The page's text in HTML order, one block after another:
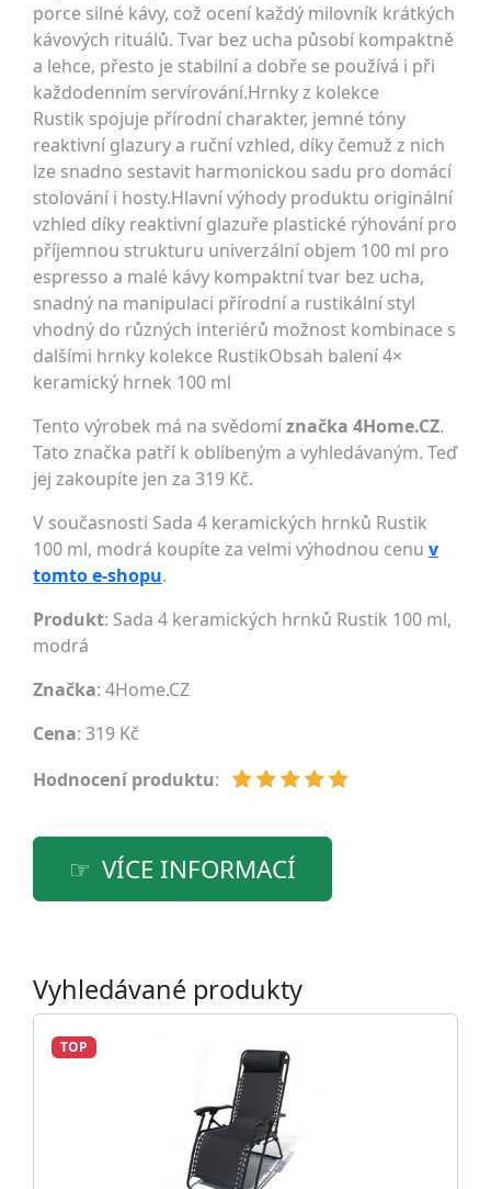
porce silné kávy, což ocení každý milovník krátkých
kávových rituálů. Tvar bez ucha působí kompaktně
a lehce, přesto je stabilní a dobře se používá i při
každodenním servírování.Hrnky z kolekce
Rustik spojuje přírodní charakter, jemné tóny
reaktivní glazury a ruční vzhled, díky čemuž z nich
lze snadno sestavit harmonickou sadu pro domácí
stolování i hosty.Hlavní výhody produktu originální
vzhled díky reaktivní glazuře plastické rýhování pro
příjemnou strukturu univerzální objem 100 ml pro
espresso a malé kávy kompaktní tvar bez ucha,
snadný na manipulaci přírodní a rustikální styl
vhodný do různých interiérů možnost kombinace s
dalšími hrnky kolekce RustikObsah balení 4×
keramický hrnek 100 ml
Tento výrobek má na svědomíznačka 4Home.CZ.
Tato značka patří k oblíbeným a vyhledávaným. Teď
jej zakoupíte jen za 319 Kč.
V současnosti Sada 4 keramických hrnků Rustik
100 ml, modrá koupíte za velmi výhodnou cenu v
tomto e-shopu.
Produkt: Sada 4 keramických hrnků Rustik 100 ml,
modrá
Značka: 4Home.CZ
Cena: 319 Kč
Hodnocení produktu:
VÍCE INFORMACÍ
Vyhledávané produkty
TOP